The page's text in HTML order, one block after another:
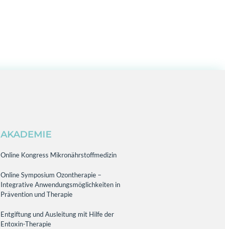
AKADEMIE
Online Kongress Mikronährstoffmedizin
Online Symposium Ozontherapie –
Integrative Anwendungsmöglichkeiten in
Prävention und Therapie
Entgiftung und Ausleitung mit Hilfe der
Entoxin-Therapie